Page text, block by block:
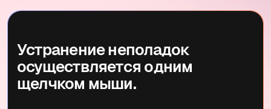
Устранение неполадок
осуществляется одним
щелчком мыши.